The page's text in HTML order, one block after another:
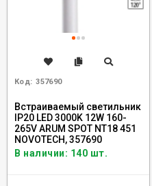
Код: 357690
Встраиваемый светильник
IP20 LED 3000K 12W 160-
265V ARUM SPOT NT18 451
NOVOTECH, 357690
В наличии: 140 шт.